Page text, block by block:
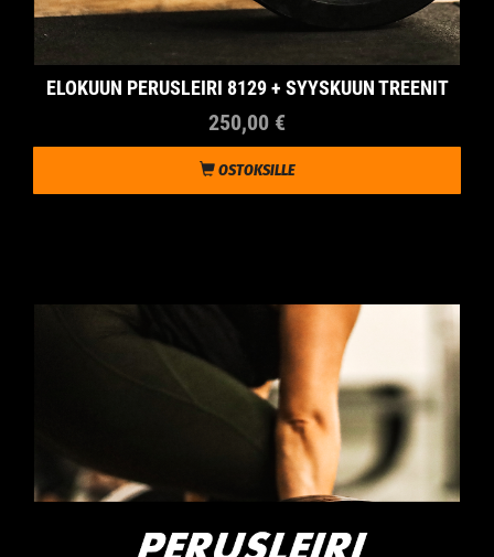
ELOKUUN PERUSLEIRI 8129 + SYYSKUUN TREENIT
250,00 €
OSTOKSILLE